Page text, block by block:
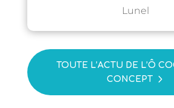
Lunel
TOUTE L’ACTU DE L’Ô
CONCEPT